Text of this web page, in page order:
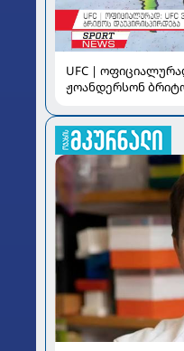
UFC |
ჟოანდერსონ